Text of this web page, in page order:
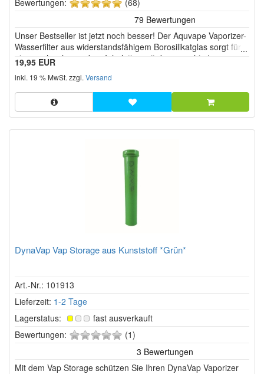
Bewertungen:
Sternen!
(68)
Unser Bestseller ist jetzt noch besser! Der Aquvape Vaporizer-
Wasserfilter aus widerstandsfähigem Borosilikatglas sorgt für
eine noch schonendere Inhalation mit den verschiedenen
Verdampfern.
19,95 EUR
inkl. 19 % MwSt. zzgl. Versand
DynaVap Vap Storage aus Kunststoff *Grün*
Art.-Nr.: 101913
Lieferzeit: 1-2 Tage
Lagerstatus:
fast ausverkauft
Bewertungen:
0
Sternen!
(1)
Mit dem Vap Storage schützen Sie Ihren DynaVap Vaporizer